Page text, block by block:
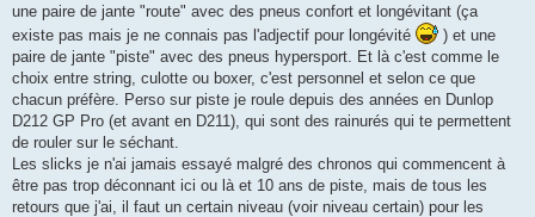
une paire de jante "route" avec des pneus confort et longévitant (ça
existe pas mais je ne connais pas l'adjectif pour longévité
) et une
paire de jante "piste" avec des pneus hypersport. Et là c'est comme le
choix entre string, culotte ou boxer, c'est personnel et selon ce que
chacun préfère. Perso sur piste je roule depuis des années en Dunlop
D212 GP Pro (et avant en D211), qui sont des rainurés qui te permettent
de rouler sur le séchant.
Les slicks je n'ai jamais essayé malgré des chronos qui commencent à
être pas trop déconnant ici ou là et 10 ans de piste, mais de tous les
retours que j'ai, il faut un certain niveau (voir niveau certain) pour les